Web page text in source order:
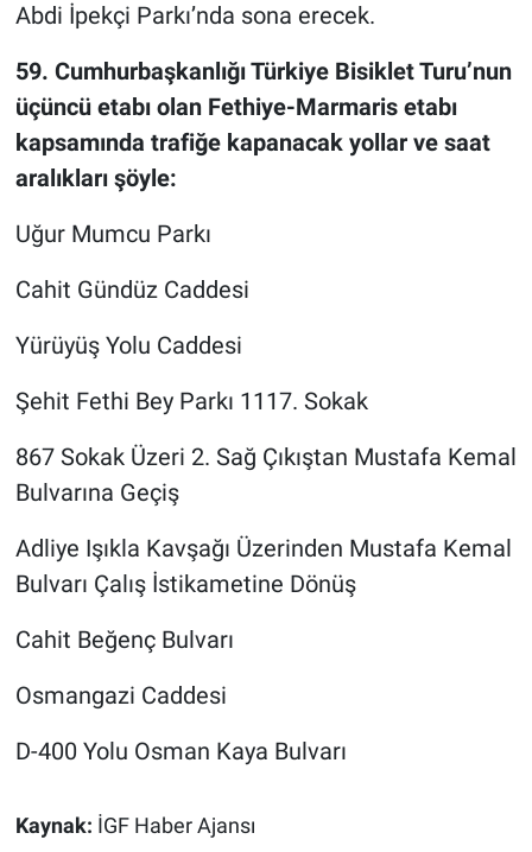
Abdi İpekçi Parkı’nda sona erecek.
59. Cumhurbaşkanlığı Türkiye Bisiklet Turu’nun
üçüncü etabı olan Fethiye-Marmaris etabı
kapsamında trafiğe kapanacak yollar ve saat
aralıkları şöyle:
Uğur Mumcu Parkı
Cahit Gündüz Caddesi
Yürüyüş Yolu Caddesi
Şehit Fethi Bey Parkı 1117. Sokak
867 Sokak Üzeri 2. Sağ Çıkıştan Mustafa Kemal
Bulvarına Geçiş
Adliye Işıkla Kavşağı Üzerinden Mustafa Kemal
Bulvarı Çalış İstikametine Dönüş
Cahit Beğenç Bulvarı
Osmangazi Caddesi
D-400 Yolu Osman Kaya Bulvarı
Kaynak: İGF Haber Ajansı